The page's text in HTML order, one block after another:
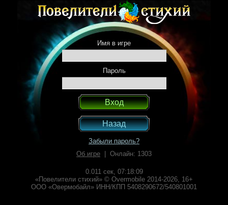
Имя в игре
Пароль
Назад
Забыли пароль?
Об игре | Онлайн: 1303
0.011 сек, 07:18:09
«Повелители стихий» © Overmobile 2014-2026, 16+
ООО «Овермобайл» ИНН/КПП 5408290672/540801001